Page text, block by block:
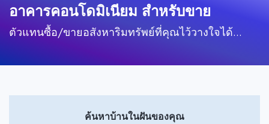
อาคารคอนโดมิเนียม สำหรับขาย
ตัวแทนซื้อ/ขายอสังหาริมทรัพย์ที่คุณไว้วางใจได้...
ค้นหาบ้านในฝันของคุณ